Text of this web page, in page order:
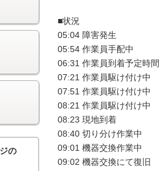
■状況
05:04 障害発生
05:54 作業員手配中
06:31 作業員到着予定時間
07:21 作業員駆け付け中
07:51 作業員駆け付け中
08:21 作業員駆け付け中
08:23 現地到着
08:40 切り分け作業中
09:01 機器交換作業中
09:02 機器交換にて復旧
の